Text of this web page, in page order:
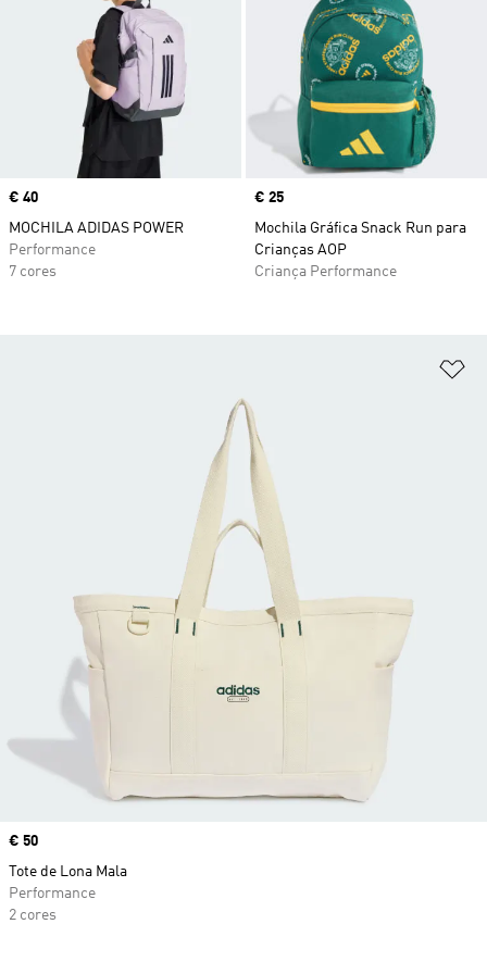
Price
€ 40
MOCHILA ADIDAS POWER
Performance
7 cores
Price
€ 25
Mochila Gráfica Snack Run para
Crianças AOP
Criança Performance
Price
€ 50
Tote de Lona Mala
Performance
2 cores